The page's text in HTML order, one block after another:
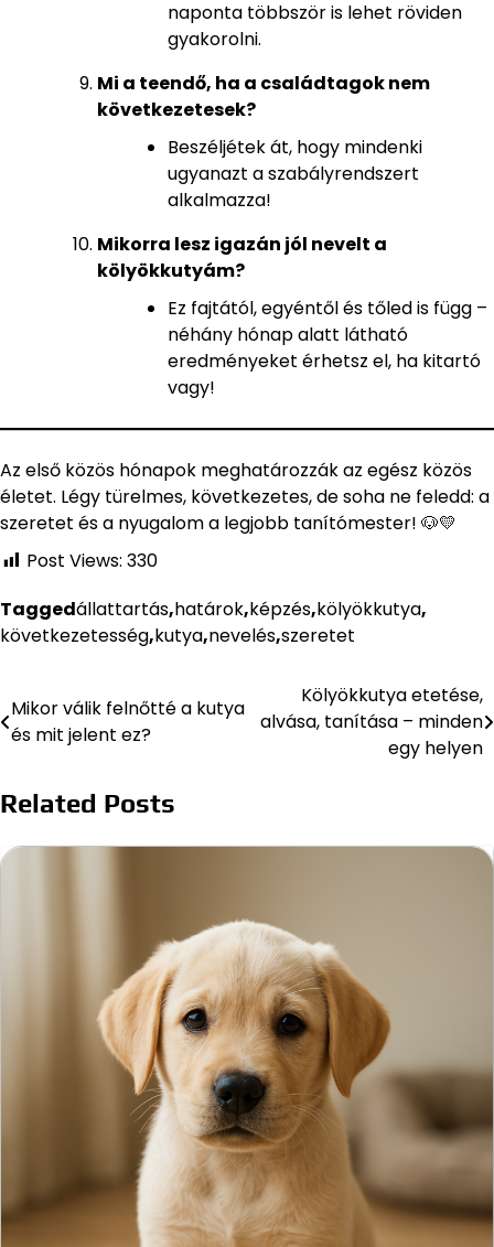
naponta többször is lehet röviden
gyakorolni.
Mi a teendő, ha a családtagok nem
következetesek?
Beszéljétek át, hogy mindenki
ugyanazt a szabályrendszert
alkalmazza!
Mikorra lesz igazán jól nevelt a
kölyökkutyám?
Ez fajtától, egyéntől és tőled is függ –
néhány hónap alatt látható
eredményeket érhetsz el, ha kitartó
vagy!
Az első közös hónapok meghatározzák az egész közös
életet. Légy türelmes, következetes, de soha ne feledd: a
szeretet és a nyugalom a legjobb tanítómester! 🐶💛
Post Views: 330
Taggedállattartás,határok,képzés,kölyökkutya,
következetesség,kutya,nevelés,szeretet
Bejegyzés
navigáció
Mikor válik felnőtté a kutya
és mit jelent ez?
Kölyökkutya etetése,
alvása, tanítása – minden
egy helyen
Related Posts